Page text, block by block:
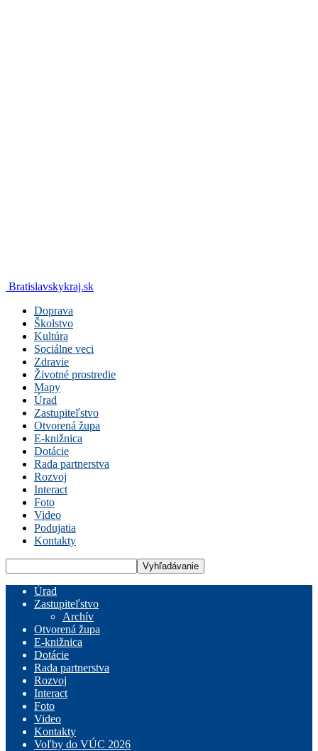
Bratislavskykraj.sk
Doprava
Školstvo
Kultúra
Sociálne veci
Zdravie
Životné prostredie
Mapy
Úrad
Zastupiteľstvo
Otvorená župa
E-knižnica
Dotácie
Rada partnerstva
Rozvoj
Interact
Foto
Video
Podujatia
Kontakty
Úrad
Zastupiteľstvo
Archív
Otvorená župa
E-knižnica
Dotácie
Rada partnerstva
Rozvoj
Interact
Foto
Video
Kontakty
Voľby do VÚC 2026